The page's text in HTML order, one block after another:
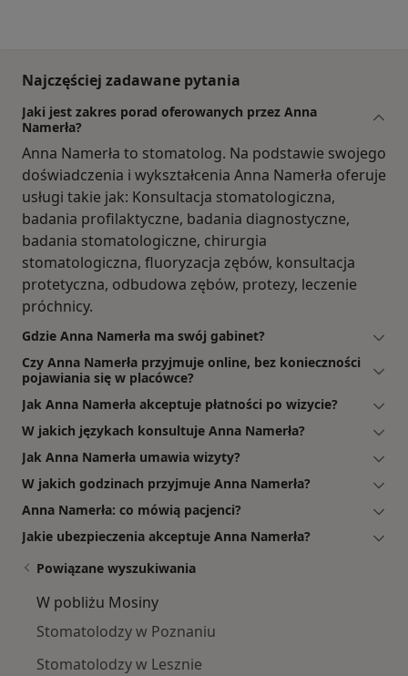
Najczęściej zadawane pytania
Jaki jest zakres porad oferowanych przez Anna
Namerła?
Anna Namerła to stomatolog. Na podstawie swojego
doświadczenia i wykształcenia Anna Namerła oferuje
usługi takie jak: Konsultacja stomatologiczna,
badania profilaktyczne, badania diagnostyczne,
badania stomatologiczne, chirurgia
stomatologiczna, fluoryzacja zębów, konsultacja
protetyczna, odbudowa zębów, protezy, leczenie
próchnicy.
Gdzie Anna Namerła ma swój gabinet?
Czy Anna Namerła przyjmuje online, bez konieczności
pojawiania się w placówce?
Jak Anna Namerła akceptuje płatności po wizycie?
W jakich językach konsultuje Anna Namerła?
Jak Anna Namerła umawia wizyty?
W jakich godzinach przyjmuje Anna Namerła?
Anna Namerła: co mówią pacjenci?
Jakie ubezpieczenia akceptuje Anna Namerła?
Powiązane wyszukiwania
W pobliżu Mosiny
Stomatolodzy w Poznaniu
Stomatolodzy w Lesznie